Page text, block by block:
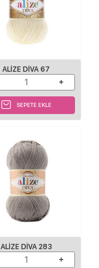
ALIZE DIVA 67
SEPETE EKLE
ALIZE DIVA 283